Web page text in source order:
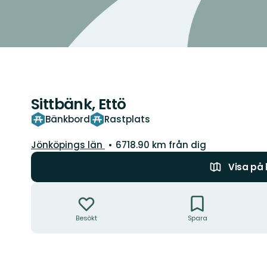
Sittbänk, Ettö
Bänkbord Rastplats
Län:
Jönköpings län
6718.90 km från dig
Visa på
Besökt Spara